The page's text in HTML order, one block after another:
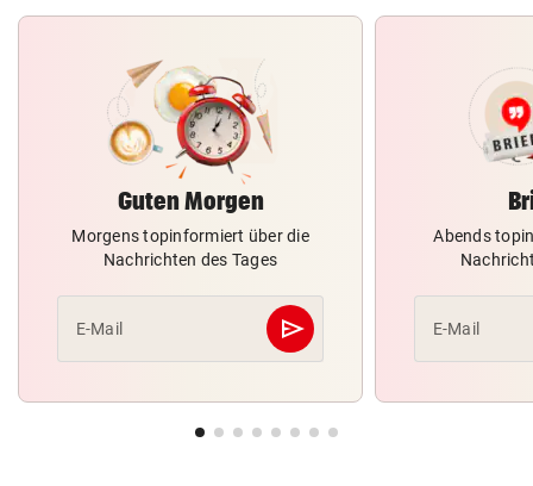
Guten Morgen
Morgens topinformiert über die
Nachrichten des Tages
E-Mail send
Abschicken
Abends
E-Mail